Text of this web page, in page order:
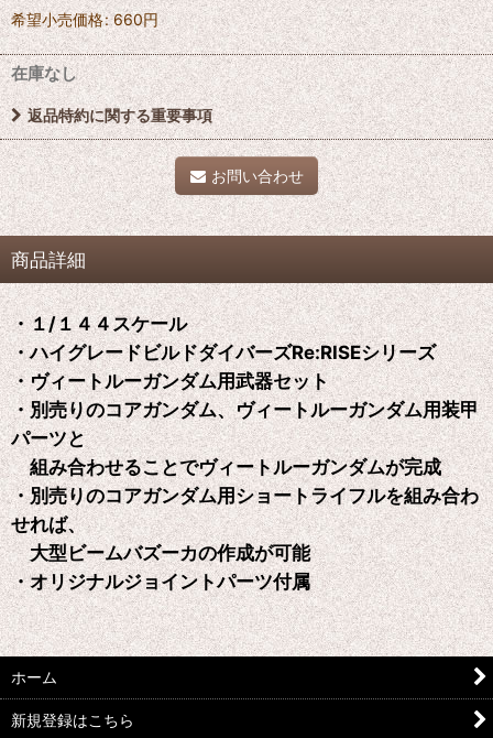
希望小売価格: 660円
在庫なし
返品特約に関する重要事項
お問い合わせ
商品詳細
・１/１４４スケール
・ハイグレードビルドダイバーズRe:RISEシリーズ
・ヴィートルーガンダム用武器セット
・別売りのコアガンダム、ヴィートルーガンダム用装甲
パーツと
組み合わせることでヴィートルーガンダムが完成
・別売りのコアガンダム用ショートライフルを組み合わ
せれば、
大型ビームバズーカの作成が可能
・オリジナルジョイントパーツ付属
ホーム
新規登録はこちら